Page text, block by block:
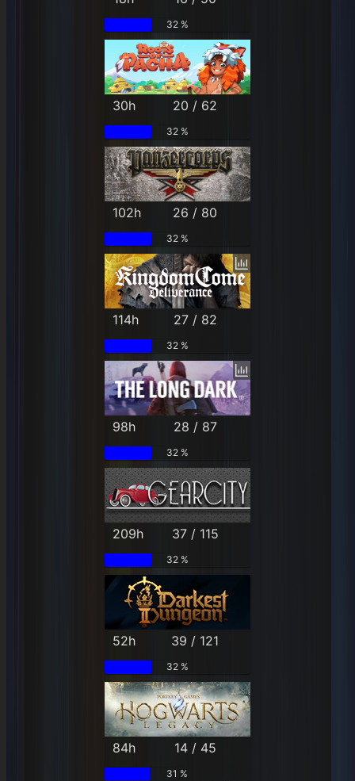
32 %
30h 20 / 62
32 %
102h 26 / 80
32 %
114h 27 / 82
32 %
98h 28 / 87
32 %
209h 37 / 115
32 %
52h 39 / 121
32 %
84h 14 / 45
31 %